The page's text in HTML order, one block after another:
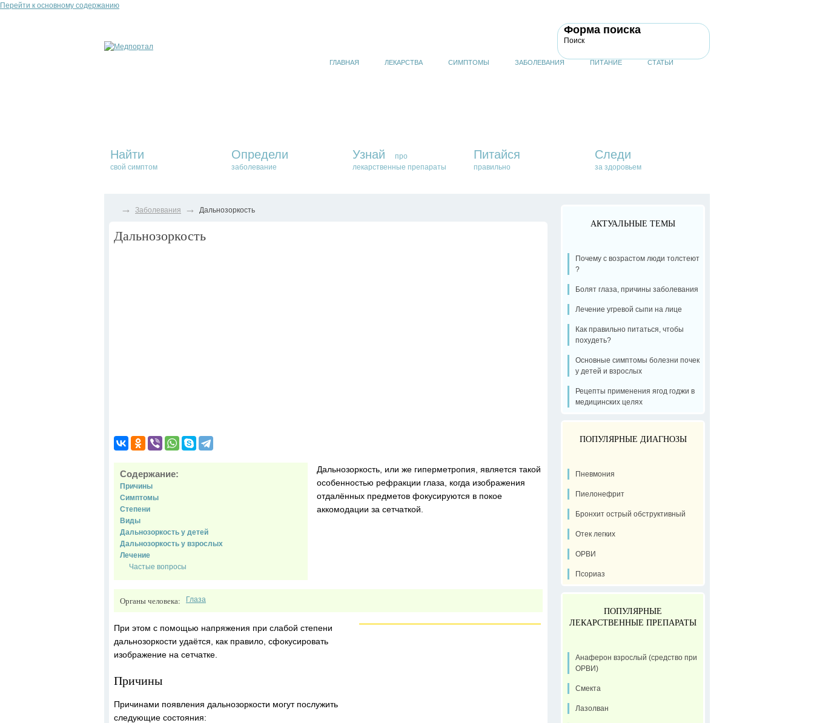
Перейти к основному содержанию
Форма поиска
Поиск
ГЛАВНАЯ ЛЕКАРСТВА СИМПТОМЫ ЗАБОЛЕВАНИЯ ПИТАНИЕ СТАТЬИ
Найти
свой симптом
Определи
заболевание
Узнай
про
лекарственные препараты
Питайся
правильно
Следи
за здоровьем
→ Заболевания → Дальнозоркость
Дальнозоркость
Содержание:
Причины
Симптомы
Степени
Виды
Дальнозоркость у детей
Дальнозоркость у взрослых
Лечение
Частые вопросы
Дальнозоркость, или же гиперметропия, является такой
особенностью рефракции глаза, когда изображения
отдалённых предметов фокусируются в покое
аккомодации за сетчаткой.
Органы человека: Глаза
При этом с помощью напряжения при слабой степени
дальнозоркости удаётся, как правило, сфокусировать
изображение на сетчатке.
Причины
Причинами появления дальнозоркости могут послужить
следующие состояния:
АКТУАЛЬНЫЕ ТЕМЫ
Почему с возрастом люди толстеют
?
Болят глаза, причины заболевания
Лечение угревой сыпи на лице
Как правильно питаться, чтобы
похудеть?
Основные симптомы болезни почек
у детей и взрослых
Рецепты применения ягод годжи в
медицинских целях
ПОПУЛЯРНЫЕ ДИАГНОЗЫ
Пневмония
Пиелонефрит
Бронхит острый обструктивный
Отек легких
ОРВИ
Псориаз
ПОПУЛЯРНЫЕ
ЛЕКАРСТВЕННЫЕ ПРЕПАРАТЫ
Анаферон взрослый (средство при
ОРВИ)
Смекта
Лазолван